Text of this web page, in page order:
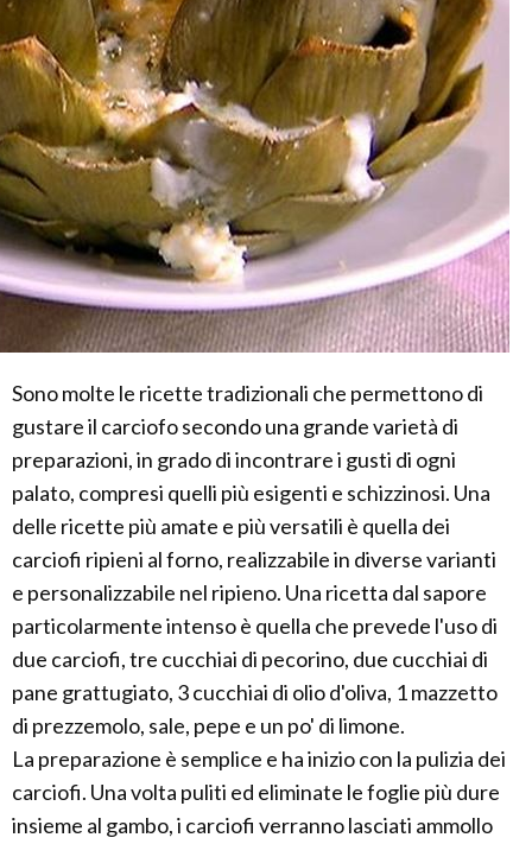
Sono molte le ricette tradizionali che permettono di
gustare il carciofo secondo una grande varietà di
preparazioni, in grado di incontrare i gusti di ogni
palato, compresi quelli più esigenti e schizzinosi. Una
delle ricette più amate e più versatili è quella dei
carciofi ripieni al forno, realizzabile in diverse varianti
e personalizzabile nel ripieno. Una ricetta dal sapore
particolarmente intenso è quella che prevede l'uso di
due carciofi, tre cucchiai di pecorino, due cucchiai di
pane grattugiato, 3 cucchiai di olio d'oliva, 1 mazzetto
di prezzemolo, sale, pepe e un po' di limone.
La preparazione è semplice e ha inizio con la pulizia dei
carciofi. Una volta puliti ed eliminate le foglie più dure
insieme al gambo, i carciofi verranno lasciati ammollo